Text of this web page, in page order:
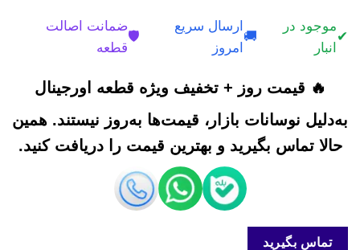
✔
موجود در
انبار
🚚
ارسال سریع
امروز
🛡️
ضمانت اصالت
قطعه
🔥 قیمت روز + تخفیف ویژه قطعه اورجینال
به‌دلیل نوسانات بازار، قیمت‌ها به‌روز نیستند. همین
حالا تماس بگیرید و بهترین قیمت را دریافت کنید.
تماس بگیرید